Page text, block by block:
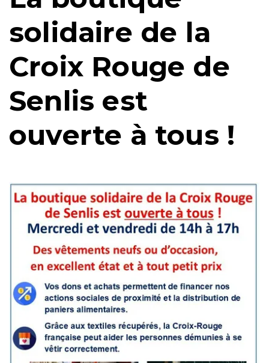
solidaire de la
Croix Rouge de
Senlis est
ouverte à tous !